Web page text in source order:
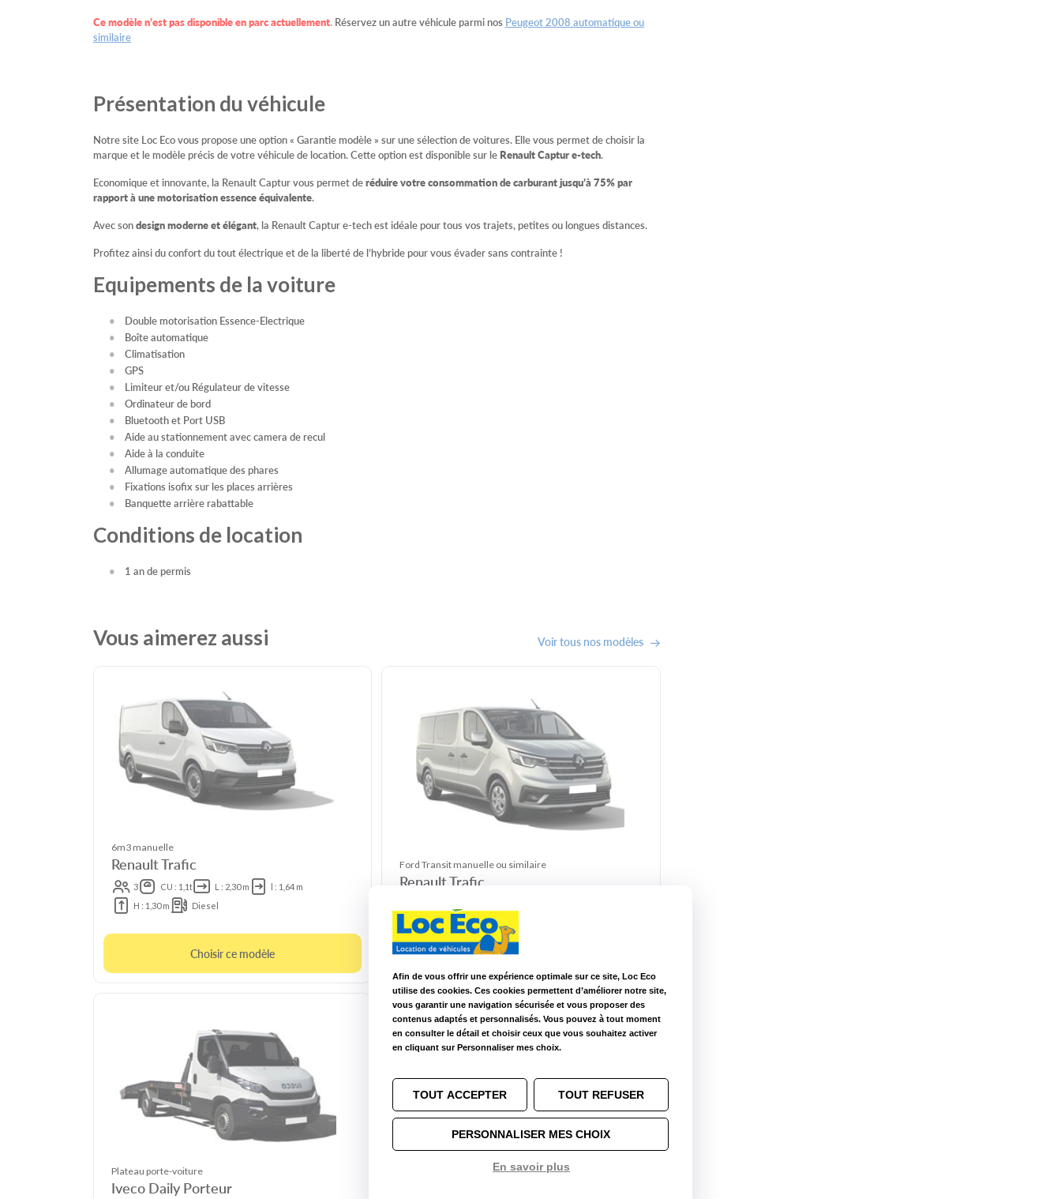
Ce modèle n'est pas disponible en parc actuellement. Réservez un autre véhicule parmi nos Peugeot 2008 automatique ou
similaire
Présentation du véhicule
Notre site Loc Eco vous propose une option « Garantie modèle » sur une sélection de voitures. Elle vous permet de choisir la
marque et le modèle précis de votre véhicule de location. Cette option est disponible sur le Renault Captur e-tech.
Economique et innovante, la Renault Captur vous permet deréduire votre consommation de carburant jusqu’à 75% par
rapport à une motorisation essence équivalente.
Avec sondesign moderne et élégant, la Renault Captur e-tech est idéale pour tous vos trajets, petites ou longues distances.
Profitez ainsi du confort du tout électrique et de la liberté de l’hybride pour vous évader sans contrainte !
Equipements de la voiture
Double motorisation Essence-Electrique
Boîte automatique
Climatisation
GPS
Limiteur et/ou Régulateur de vitesse
Ordinateur de bord
Bluetooth et Port USB
Aide au stationnement avec camera de recul
Aide à la conduite
Allumage automatique des phares
Fixations isofix sur les places arrières
Banquette arrière rabattable
Conditions de location
1 an de permis
Vous aimerez aussi Voir tous nos modèles
6m3 manuelle
Renault Trafic
3 CU : 1,1t L : 2,30 m
l : 1,64 m
H : 1,30 m
Diesel
Choisir ce modèle
Ford Transit manuelle ou similaire
Renault Trafic
permis
Choisir ce modèle
Plateau porte-voiture
Iveco Daily Porteur
Afin de vous offrir une expérience optimale sur ce site, Loc Eco
utilise des cookies. Ces cookies permettent d’améliorer notre site,
vous garantir une navigation sécurisée et vous proposer des
contenus adaptés et personnalisés. Vous pouvez à tout moment
en consulter le détail et choisir ceux que vous souhaitez activer
en cliquant sur Personnaliser mes choix.
TOUT ACCEPTER TOUT REFUSER
PERSONNALISER MES CHOIX
En savoir plus